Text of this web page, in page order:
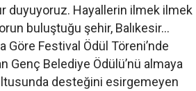
duyuyoruz. Hayallerin ilmek ilmek
buluştuğu şehir, Balıkesir…
Festival Ödül Töreni’nde
Genç Belediye Ödülü’nü almaya
desteğini esirgemeyen